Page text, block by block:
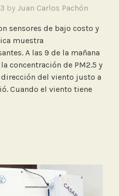
by Juan Carlos Pachón
sensores de bajo costo y
muestra
A las 9 de la mañana
concentración de PM2.5 y
del viento justo a
Cuando el viento tiene